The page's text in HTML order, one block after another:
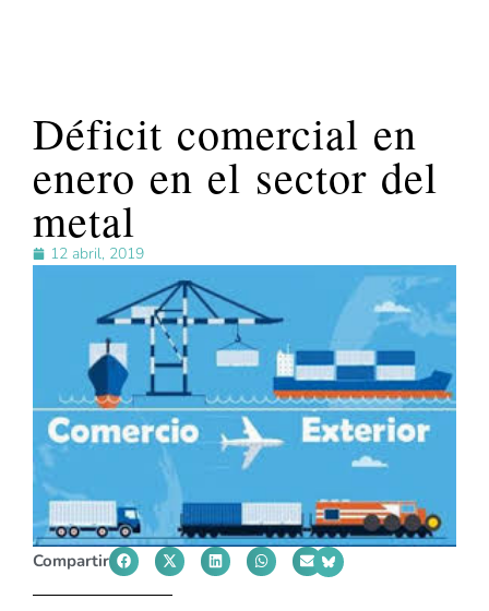
Déficit comercial en
enero en el sector del
metal
12 abril, 2019
Compartir